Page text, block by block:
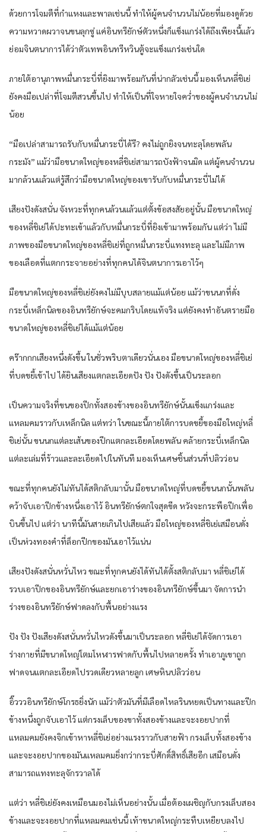
ด้วยการโจมตีที่กำแหงและพาลเช่นนี้ ทำให้ผู้คนจำนวนไม่น้อยที่มองดูด้วย
ความหวาดผวาจนขนลุกซู่ แค่อินทรียักษ์ตัวหนึ่งก็แข็งแกร่งได้ถึงเพียงนี้แล้ว
ย่อมจินตนาการได้ว่าตัวเทพอินทรีหวินตู้จะแข็งแกร่งเช่นใด
ภายใต้อานุภาพหมื่นกระบี่ที่ยิงมาพร้อมกันที่น่ากลัวเช่นนี้ มองเห็นหลี่ชิเย่
ยังคงมือเปล่าที่โจมตีสวนขึ้นไป ทำให้เป็นที่ใจหายใจคว่ำของผู้คนจำนวนไม่
น้อย
“มือเปล่าสามารถรับกับหมื่นกระบี่ได้รึ? คงไม่ถูกยิงจนทะลุโดยพลัน
กระมัง” แม้ว่ามือขนาดใหญ่ของหลี่ชิเย่สามารถบังฟ้าจนมิด แต่ผู้คนจำนวน
มากล้วนแล้วแต่รู้สึกว่ามือขนาดใหญ่ของเขารับกับหมื่นกระบี่ไม่ได้
เสียงปังดังสนั่น จังหวะที่ทุกคนล้วนแล้วแต่ตั้งข้อสงสัยอยู่นั้น มือขนาดใหญ่
ของหลี่ชิเย่ได้ปะทะเข้าแล้วกับหมื่นกระบี่ที่ยิงเข้ามาพร้อมกัน แต่ว่า ไม่มี
ภาพของมือขนาดใหญ่ของหลี่ชิเย่ที่ถูกหมื่นกระบี่แทงทะลุ และไม่มีภาพ
ของเลือดที่แตกกระจายอย่างที่ทุกคนได้จินตนาการเอาไว้ๆ
มือขนาดใหญ่ของหลี่ชิเย่ยังคงไม่มีบุบสลายแม้แต่น้อย แม้ว่าขนนกที่ดั่ง
กระบี่เหล็กนิลของอินทรียักษ์จะคมกริบโดยแท้จริง แต่ยังคงทำอันตรายมือ
ขนาดใหญ่ของหลี่ชิเย่ได้แม้แต่น้อย
คร๊ากกกเสียงหนึ่งดังขึ้น ในชั่วพริบตาเดียวนั่นเอง มือขนาดใหญ่ของหลี่ชิเย่
ที่บดขยี้เข้าไป ได้ยินเสียงแตกละเอียดปัง ปัง ปังดังขึ้นเป็นระลอก
เป็นความจริงที่ขนของปีกทั้งสองข้างของอินทรียักษ์นั้นแข็งแกร่งและ
แหลมคมราวกับเหล็กนิล แต่ทว่า ในขณะนี้ภายใต้การบดขยี้ของมือใหญ่หลี่
ชิเย่นั้น ขนนกแต่ละเส้นของปีกแตกละเอียดโดยพลัน คล้ายกระบี่เหล็กนิล
แต่ละเล่มที่ร้าวและละเอียดไปในทันที มองเห็นเศษชิ้นส่วนที่ปลิวว่อน
ขณะที่ทุกคนยังไม่ทันได้สติกลับมานั้น มือขนาดใหญ่ที่บดขยี้ขนนกนั้นพลัน
คว้าจับเอาปีกข้างหนึ่งเอาไว้ อินทรียักษ์ตกใจสุดขีด หวังจะกระพือปีกเพื่อ
บินขึ้นไป แต่ว่า นาทีนี้มันสายเกินไปเสียแล้ว มือใหญ่ของหลี่ชิเย่เสมือนดั่ง
เป็นห่วงทองคำที่ล็อกปีกของมันเอาไว้แน่น
เสียงปังดังสนั่นหวั่นไหว ขณะที่ทุกคนยังได้ทันได้ตั้งสติกลับมา หลี่ชิเย่ได้
รวบเอาปีกของอินทรียักษ์และยกเอาร่างของอินทรียักษ์ขึ้นมา จัดการนำ
ร่างของอินทรียักษ์ฟาดลงกับพื้นอย่างแรง
ปัง ปัง ปังเสียงดังสนั่นหวั่นไหวดังขึ้นมาเป็นระลอก หลี่ชิเย่ได้จัดการเอา
ร่างกายที่มีขนาดใหญ่โตมโหฬารฟาดกับพื้นไปหลายครั้ง ทำเอาภูเขาถูก
ฟาดจนแตกละเอียดไปรวดเดียวหลายลูก เศษหินปลิวว่อน
อิ๊วววอินทรียักษ์โกรธยิ่งนัก แม้ว่าตัวมันที่มีเลือดไหลรินหยดเป็นทางและปีก
ข้างหนึ่งถูกจับเอาไว้ แต่กรงเล็บของขาทั้งสองข้างและจะงอยปากที่
แหลมคมยังคงจิกเข้าหาหลี่ชิเย่อย่างแรงราวกับสายฟ้า กรงเล็บทั้งสองข้าง
และจะงอยปากของมันแหลมคมยิ่งกว่ากระบี่ศักดิ์สิทธิ์เสียอีก เสมือนดั่ง
สามารถแทงทะลุจักรวาลได้
แต่ว่า หลี่ชิเย่ยังคงเหมือนมองไม่เห็นอย่างนั้น เมื่อต้องเผชิญกับกรงเล็บสอง
ข้างและจะงอยปากที่แหลมคมเช่นนี้ เท้าขนาดใหญ่กระทืบเหยียบลงไป